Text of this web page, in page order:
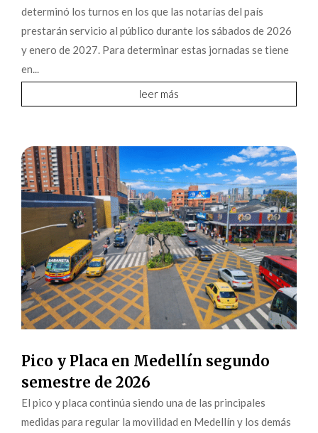
determinó los turnos en los que las notarías del país
prestarán servicio al público durante los sábados de 2026
y enero de 2027. Para determinar estas jornadas se tiene
en...
leer más
Pico y Placa en Medellín segundo
semestre de 2026
El pico y placa continúa siendo una de las principales
medidas para regular la movilidad en Medellín y los demás